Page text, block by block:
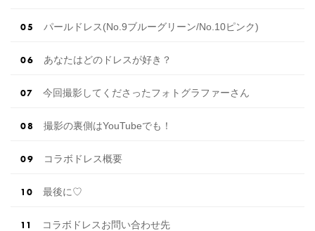
パールドレス(No.9ブルーグリーン/No.10ピンク)
あなたはどのドレスが好き？
今回撮影してくださったフォトグラファーさん
撮影の裏側はYouTubeでも！
コラボドレス概要
最後に♡
コラボドレスお問い合わせ先